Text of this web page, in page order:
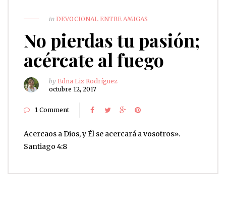
in DEVOCIONAL ENTRE AMIGAS
No pierdas tu pasión;
acércate al fuego
by Edna Liz Rodríguez
octubre 12, 2017
1 Comment
Acercaos a Dios, y Él se acercará a vosotros».
Santiago 4:8